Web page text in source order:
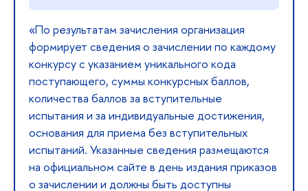
«По результатам зачисления организация
формирует сведения о зачислении по каждому
конкурсу с указанием уникального кода
поступающего, суммы конкурсных баллов,
количества баллов за вступительные
испытания и за индивидуальные достижения,
основания для приема без вступительных
испытаний. Указанные сведения размещаются
на официальном сайте в день издания приказов
о зачислении и должны быть доступны